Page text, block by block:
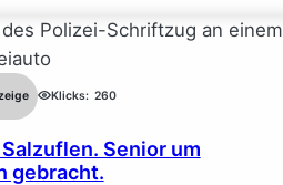
Klicks: 260
Salzuflen. Senior um
gebracht.